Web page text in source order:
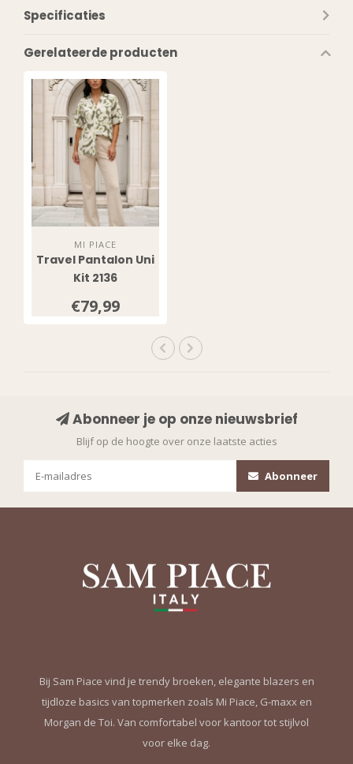
Specificaties
Gerelateerde producten
MI PIACE
Travel Pantalon Uni
Kit 2136
€79,99
Abonneer je op onze nieuwsbrief
Blijf op de hoogte over onze laatste acties
Abonneer
Bij Sam Piace vind je trendy broeken, elegante blazers en
tijdloze basics van topmerken zoals Mi Piace, G-maxx en
Morgan de Toi. Van comfortabel voor kantoor tot stijlvol
voor elke dag.